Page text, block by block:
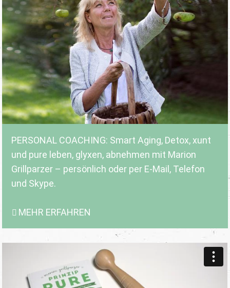
PERSONAL COACHING: Smart Aging, Detox, xunt
und pure leben, glyxen, abnehmen mit Marion
Grillparzer – persönlich oder per E-Mail, Telefon
und Skype.
MEHR ERFAHREN